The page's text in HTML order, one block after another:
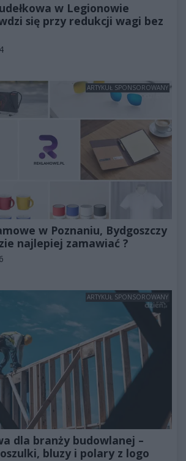
w Legionowie
się przy redukcji wagi bez
ARTYKUŁ SPONSOROWANY
w Poznaniu, Bydgoszczy
najlepiej zamawiać ?
ARTYKUŁ SPONSOROWANY
dla branży budowlanej –
bluzy i polary z logo